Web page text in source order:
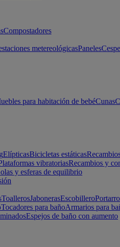
Compostadores
metereológicasPaneles
para habitación de bebéCunas
ElípticasBicicletas estáticas
vibratoriasRecambios y
y esferas de equilibrio
ToallerosJabonerasEscobillero
Tocadores para bañoArmarios para
Espejos de baño con aumento